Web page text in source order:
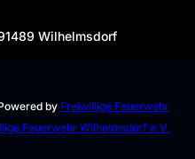
Wilhelmsdorf
by Freiwillige Feuerwehr
Feuerwehr Wilhelmsdorf e.V.